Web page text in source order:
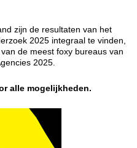
zijn de resultaten van het
2025 integraal te vinden,
de meest foxy bureaus van
2025.
alle mogelijkheden.